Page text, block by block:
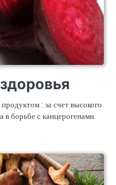
: за счет высокого
борьбе с канцерогенами.